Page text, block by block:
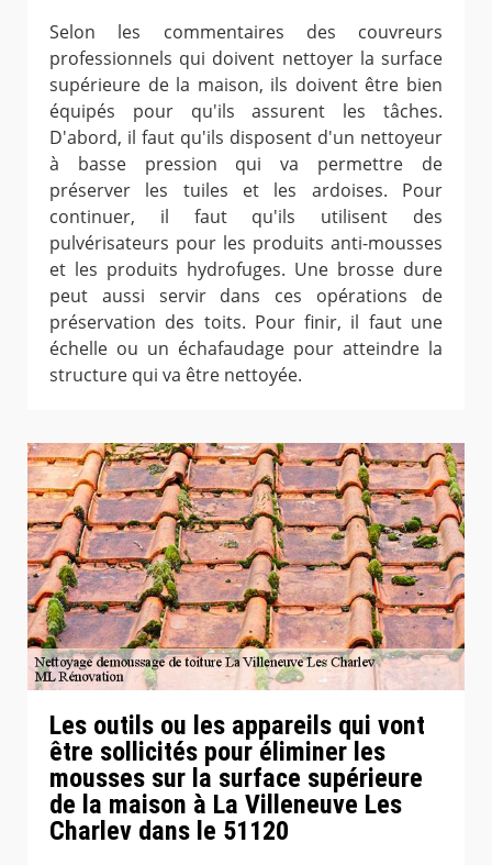
Selon les commentaires des couvreurs
professionnels qui doivent nettoyer la surface
supérieure de la maison, ils doivent être bien
équipés pour qu'ils assurent les tâches.
D'abord, il faut qu'ils disposent d'un nettoyeur
à basse pression qui va permettre de
préserver les tuiles et les ardoises. Pour
continuer, il faut qu'ils utilisent des
pulvérisateurs pour les produits anti-mousses
et les produits hydrofuges. Une brosse dure
peut aussi servir dans ces opérations de
préservation des toits. Pour finir, il faut une
échelle ou un échafaudage pour atteindre la
structure qui va être nettoyée.
Les outils ou les appareils qui vont
être sollicités pour éliminer les
mousses sur la surface supérieure
de la maison à La Villeneuve Les
Charlev dans le 51120